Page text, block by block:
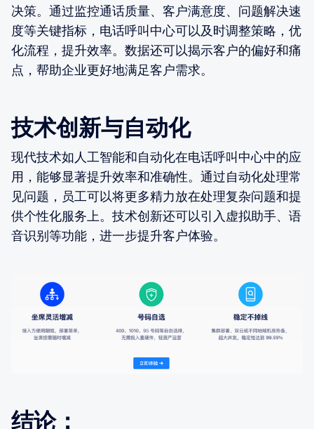
决策。通过监控通话质量、客户满意度、问题解决速
度等关键指标，电话呼叫中心可以及时调整策略，优
化流程，提升效率。数据还可以揭示客户的偏好和痛
点，帮助企业更好地满足客户需求。
技术创新与自动化
现代技术如人工智能和自动化在电话呼叫中心中的应
用，能够显著提升效率和准确性。通过自动化处理常
见问题，员工可以将更多精力放在处理复杂问题和提
供个性化服务上。技术创新还可以引入虚拟助手、语
音识别等功能，进一步提升客户体验。
结论：